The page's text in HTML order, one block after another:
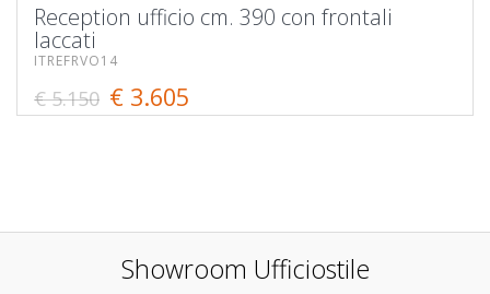
Reception ufficio cm. 390 con frontali
laccati
ITREFRVO14
€ 5.150 € 3.605
Showroom Ufficiostile